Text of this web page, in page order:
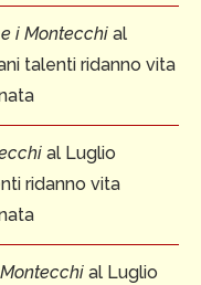
i Montecchi al
talenti ridanno vita
al Luglio
ridanno vita
al Luglio